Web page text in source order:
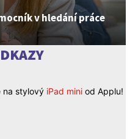
v hledání práce
na stylový iPad mini od Applu!